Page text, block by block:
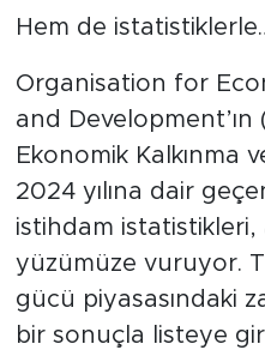
Hem de
Organisation for
and Development’ın
Ekonomik Kalkınma
2024 yılına dair
istihdam istatistikleri,
yüzümüze vuruyor.
gücü piyasasındaki
bir sonuçla listeye